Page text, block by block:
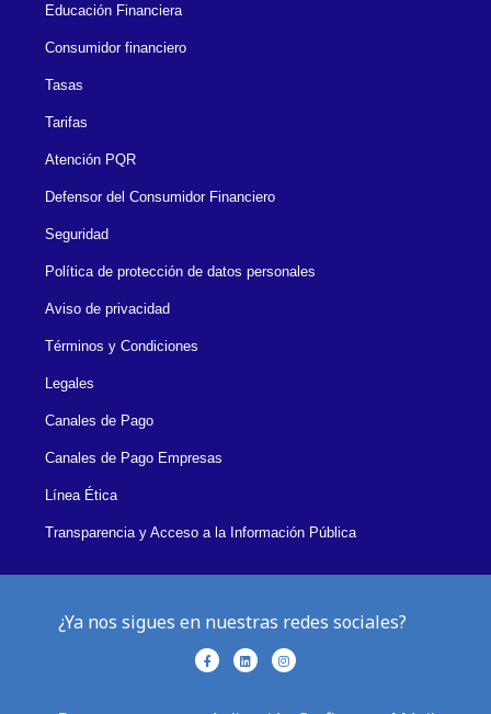
Educación Financiera
Consumidor financiero
Tasas
Tarifas
Atención PQR
Defensor del Consumidor Financiero
Seguridad
Política de protección de datos personales
Aviso de privacidad
Términos y Condiciones
Legales
Canales de Pago
Canales de Pago Empresas
Línea Ética
Transparencia y Acceso a la Información Pública
¿Ya nos sigues en nuestras redes sociales?
F
a
L
i
I
n